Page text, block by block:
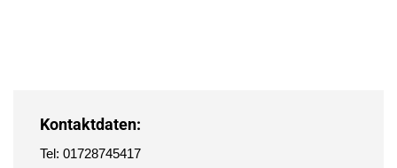
Kontaktdaten:
Tel: 01728745417